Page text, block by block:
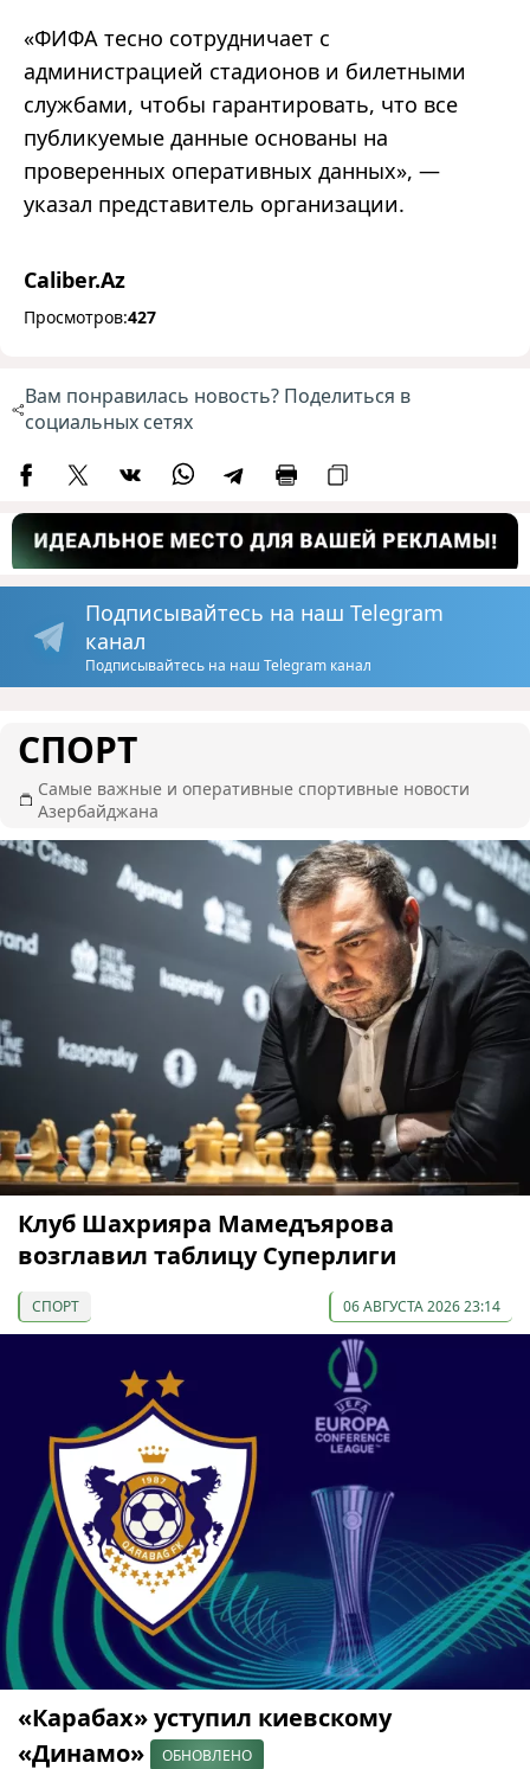
«ФИФА тесно сотрудничает с
администрацией стадионов и билетными
службами, чтобы гарантировать, что все
публикуемые данные основаны на
проверенных оперативных данных», —
указал представитель организации.
Caliber.Az
Просмотров:427
Вам понравилась новость? Поделиться в
социальных сетях
Подписывайтесь на наш Telegram
канал
Подписывайтесь на наш Telegram канал
СПОРТ
Самые важные и оперативные спортивные новости
Азербайджана
Клуб Шахрияра Мамедъярова
возглавил таблицу Суперлиги
СПОРТ 06 АВГУСТА 2026 23:14
«Карабах» уступил киевскому
«Динамо»
ОБНОВЛЕНО